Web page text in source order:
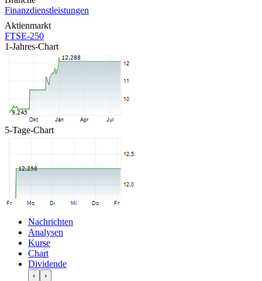
Finanzdienstleistungen
Aktienmarkt
FTSE-250
1-Jahres-Chart
5-Tage-Chart
Nachrichten
Analysen
Kurse
Chart
Dividende
‹ ›